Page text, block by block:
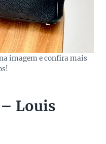
imagem e confira mais
Louis